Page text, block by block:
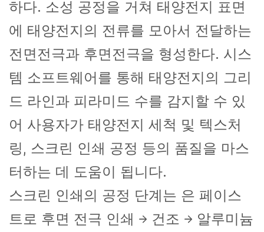
하다. 소성 공정을 거쳐 태양전지 표면
에 태양전지의 전류를 모아서 전달하는
전면전극과 후면전극을 형성한다. 시스
템 소프트웨어를 통해 태양전지의 그리
드 라인과 피라미드 수를 감지할 수 있
어 사용자가 태양전지 세척 및 텍스처
링, 스크린 인쇄 공정 등의 품질을 마스
터하는 데 도움이 됩니다.
스크린 인쇄의 공정 단계는 은 페이스
트로 후면 전극 인쇄 → 건조 → 알루미늄